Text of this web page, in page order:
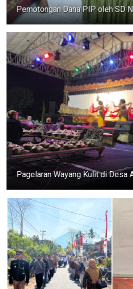
Pemotongan Dana PIP oleh SD
Pagelaran Wayang Kulit di Desa